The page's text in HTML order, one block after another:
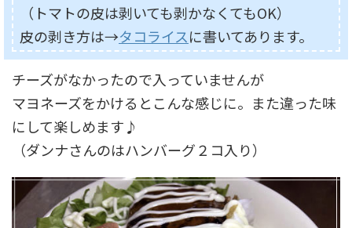
（トマトの皮は剥いても剥かなくてもOK）
皮の剥き方は→タコライスに書いてあります。
チーズがなかったので入っていませんが
マヨネーズをかけるとこんな感じに。また違った味
にして楽しめます♪
（ダンナさんのはハンバーグ２コ入り）